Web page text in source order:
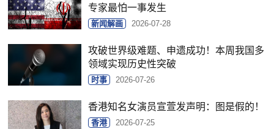
专家最怕一事发生
新闻解画 2026-07-28
攻破世界级难题、申遗成功！本周我国多
领域实现历史性突破
时事 2026-07-26
香港知名女演员宣萱发声明：图是假的！
香港 2026-07-25